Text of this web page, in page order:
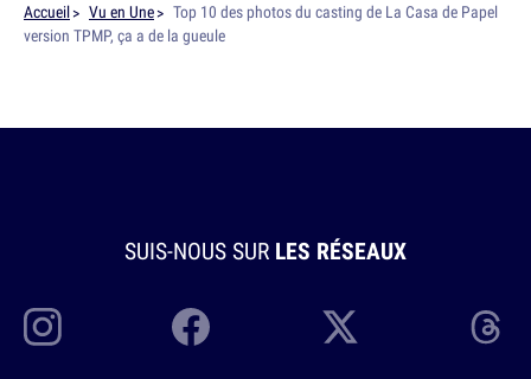
Accueil Vu en Une
Top 10 des photos du casting de La Casa de Papel
version TPMP, ça a de la gueule
SUIS-NOUS SUR LES RÉSEAUX